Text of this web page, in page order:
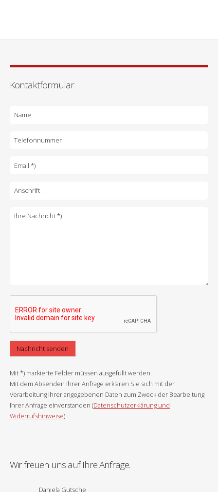
Kontaktformular
Mit *) markierte Felder müssen ausgefüllt werden.
Mit dem Absenden Ihrer Anfrage erklären Sie sich mit der
Verarbeitung Ihrer angegebenen Daten zum Zweck der Bearbeitung
Ihrer Anfrage einverstanden (Datenschutzerklärung und
Widerrufshinweise).
Wir freuen uns auf Ihre Anfrage.
Daniela Gutsche